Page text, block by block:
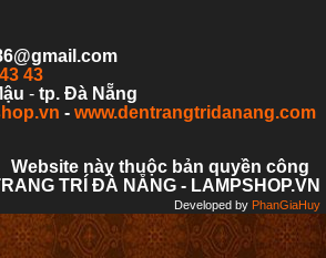
43
- tp. Đà Nẵng
- www.dentrangtridanang.com
thuộc bản quyền công
TRÍ ĐÀ NẴNG - LAMPSHOP.VN
Developed by PhanGiaHuy